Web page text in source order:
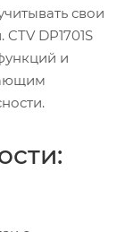
свои
DP1701S
и